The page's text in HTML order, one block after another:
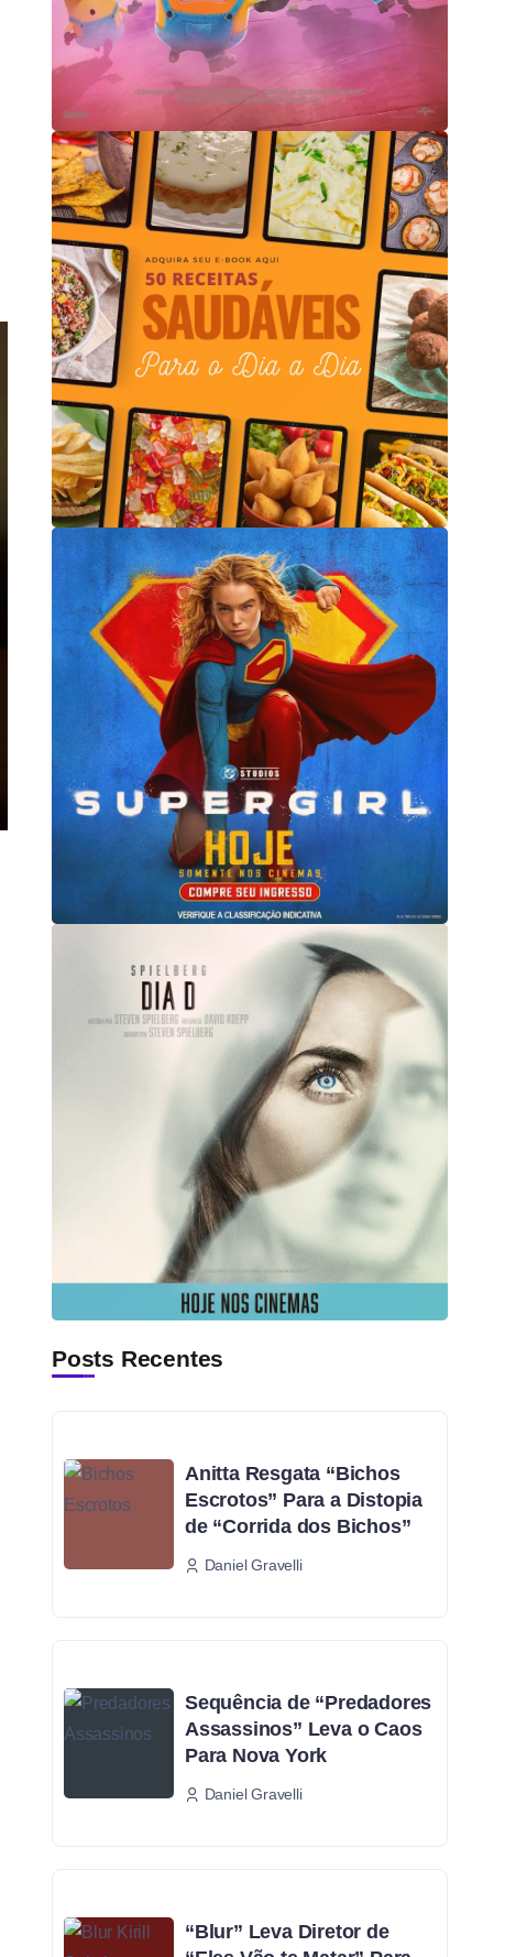
Posts Recentes
Anitta Resgata “Bichos
Escrotos” Para a Distopia
de “Corrida dos Bichos”
Daniel Gravelli
Sequência de “Predadores
Assassinos” Leva o Caos
Para Nova York
Daniel Gravelli
“Blur” Leva Diretor de